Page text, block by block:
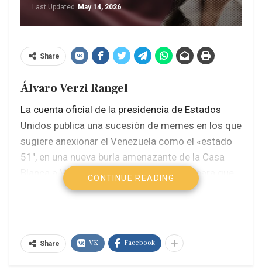
Last Updated May 14, 2026
Share
Álvaro Verzi Rangel
La cuenta oficial de la presidencia de Estados
Unidos publica una sucesión de memes en los que
sugiere anexionar el Venezuela como el «estado
51″, en una nueva burla amenazante de la Casa
Blanca a Venezuela y una puerta abierta para que
la supuesta líder opositora María Corina Machado,
de EEUU.
CONTINUE READING
Share VK Facebook